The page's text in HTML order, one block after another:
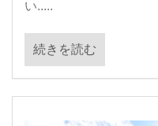
い.....
続きを読む